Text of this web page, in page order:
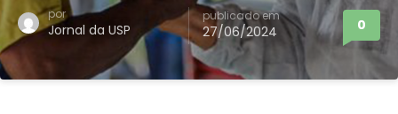
por
Jornal da USP
publicado em
27/06/2024 0